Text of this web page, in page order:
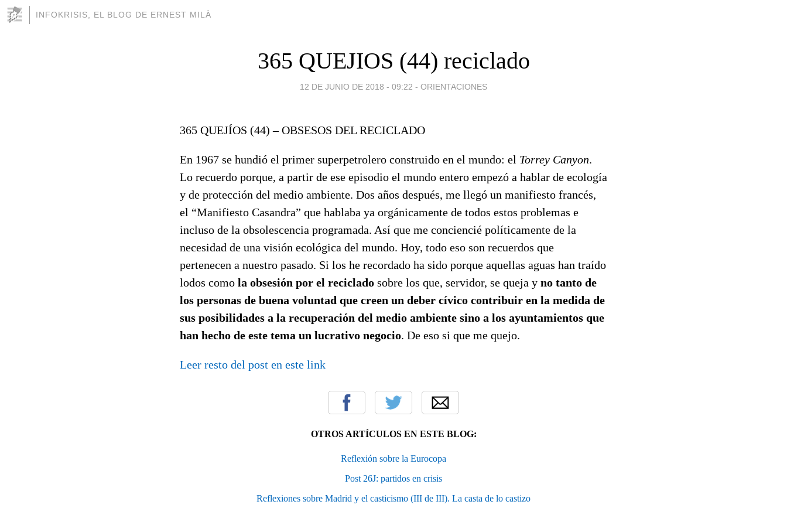
INFOKRISIS, EL BLOG DE ERNEST MILÀ
365 QUEJIOS (44) reciclado
12 DE JUNIO DE 2018 - 09:22 - ORIENTACIONES
365 QUEJÍOS (44) – OBSESOS DEL RECICLADO
En 1967 se hundió el primer superpetrolero construido en el mundo: el Torrey Canyon.
Lo recuerdo porque, a partir de ese episodio el mundo entero empezó a hablar de ecología
y de protección del medio ambiente. Dos años después, me llegó un manifiesto francés,
el “Manifiesto Casandra” que hablaba ya orgánicamente de todos estos problemas e
incluso de la obsolescencia programada. Así que me conciencié políticamente de la
necesidad de una visión ecológica del mundo. Hoy, todo eso son recuerdos que
pertenecen a nuestro pasado. Si los he recordado ha sido porque aquellas aguas han traído
lodos como la obsesión por el reciclado sobre los que, servidor, se queja y no tanto de
los personas de buena voluntad que creen un deber cívico contribuir en la medida de
sus posibilidades a la recuperación del medio ambiente sino a los ayuntamientos que
han hecho de este tema un lucrativo negocio. De eso si que me quejo.
Leer resto del post en este link
OTROS ARTÍCULOS EN ESTE BLOG:
Reflexión sobre la Eurocopa
Post 26J: partidos en crisis
Reflexiones sobre Madrid y el casticismo (III de III). La casta de lo castizo